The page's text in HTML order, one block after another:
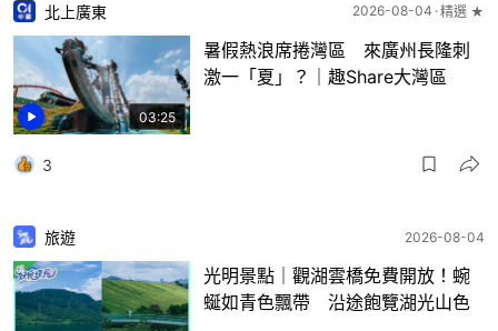
03:25
北上廣東 2026-08-04 精選 ★
暑假熱浪席捲灣區 來廣州長隆刺
激一「夏」？｜趣Share大灣區
3
旅遊 2026-08-04
光明景點｜觀湖雲橋免費開放！蜿
蜒如青色飄帶 沿途飽覽湖光山色